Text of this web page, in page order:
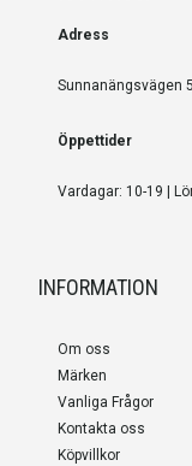
Adress
Sunnanängsvägen
Öppettider
Vardagar: 10-19 |
INFORMATION
Om oss
Märken
Vanliga Frågor
Kontakta oss
Köpvillkor